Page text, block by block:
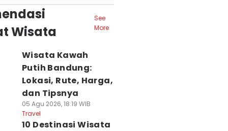
Wisata
See
More
Wisata Kawah
Putih Bandung:
Lokasi, Rute, Harga,
dan Tipsnya
05 Agu 2026, 18:19 WIB
Travel
10 Destinasi Wisata